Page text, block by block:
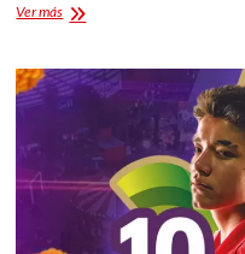
Ver másLa
la
Feria
2025